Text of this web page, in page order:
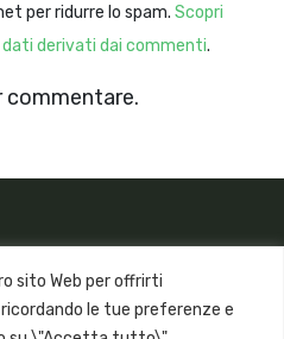
sito Web per offrirti
le tue preferenze e
commentare.
per ridurre lo spam. Scopri
derivati dai commenti.